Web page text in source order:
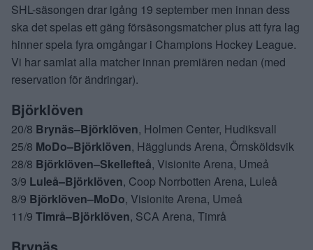
SHL-säsongen drar igång 19 september men innan dess
ska det spelas ett gäng försäsongsmatcher plus att fyra lag
hinner spela fyra omgångar i Champions Hockey League.
Vi har samlat alla matcher innan premiären nedan (med
reservation för ändringar).
Björklöven
20/8 Brynäs–Björklöven, Holmen Center, Hudiksvall
25/8 MoDo–Björklöven, Hägglunds Arena, Örnsköldsvik
28/8 Björklöven–Skellefteå, Visionite Arena, Umeå
3/9 Luleå–Björklöven, Coop Norrbotten Arena, Luleå
8/9 Björklöven–MoDo, Visionite Arena, Umeå
11/9 Timrå–Björklöven, SCA Arena, Timrå